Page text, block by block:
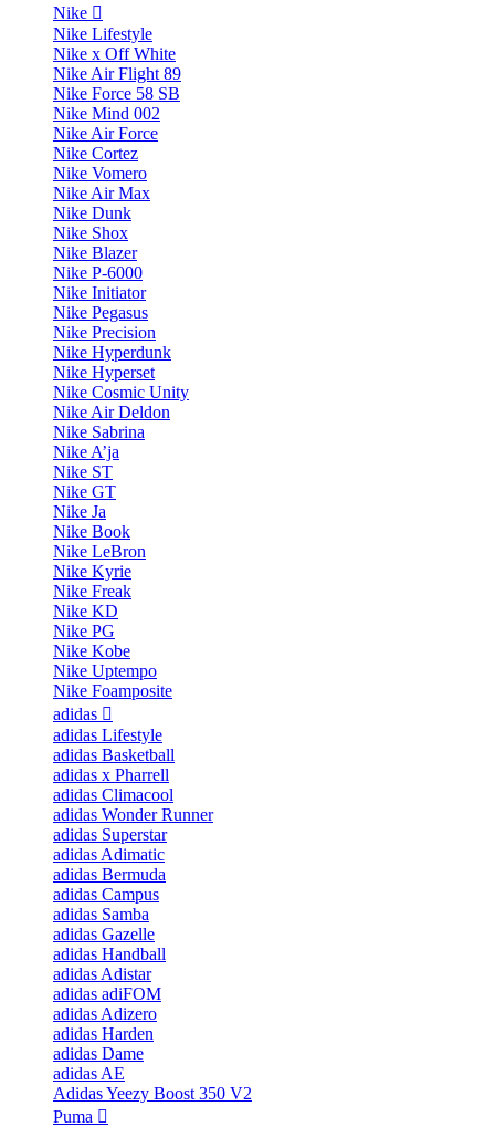
Nike
Nike Lifestyle
Nike x Off White
Nike Air Flight 89
Nike Force 58 SB
Nike Mind 002
Nike Air Force
Nike Cortez
Nike Vomero
Nike Air Max
Nike Dunk
Nike Shox
Nike Blazer
Nike P-6000
Nike Initiator
Nike Pegasus
Nike Precision
Nike Hyperdunk
Nike Hyperset
Nike Cosmic Unity
Nike Air Deldon
Nike Sabrina
Nike A’ja
Nike ST
Nike GT
Nike Ja
Nike Book
Nike LeBron
Nike Kyrie
Nike Freak
Nike KD
Nike PG
Nike Kobe
Nike Uptempo
Nike Foamposite
adidas
adidas Lifestyle
adidas Basketball
adidas x Pharrell
adidas Climacool
adidas Wonder Runner
adidas Superstar
adidas Adimatic
adidas Bermuda
adidas Campus
adidas Samba
adidas Gazelle
adidas Handball
adidas Adistar
adidas adiFOM
adidas Adizero
adidas Harden
adidas Dame
adidas AE
Adidas Yeezy Boost 350 V2
Puma